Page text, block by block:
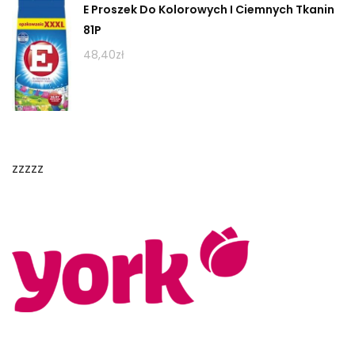
E Proszek Do Kolorowych I Ciemnych Tkanin
81P
48,40zł
zzzzz